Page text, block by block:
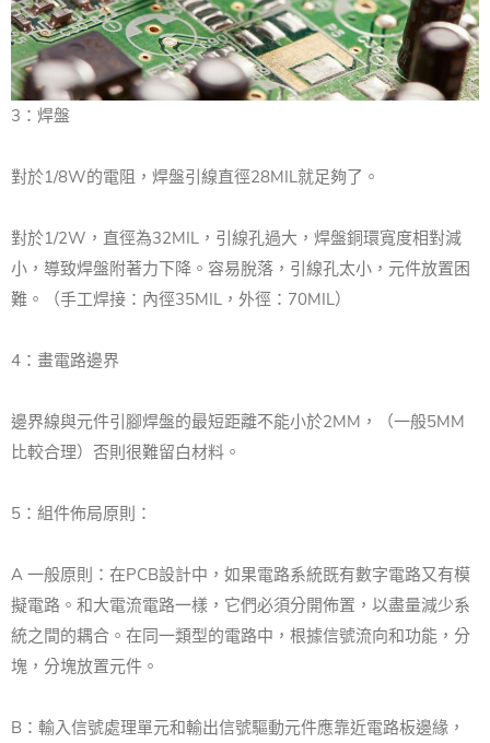
3：焊盤
對於1/8W的電阻，焊盤引線直徑28MIL就足夠了。
對於1/2W，直徑為32MIL，引線孔過大，焊盤銅環寬度相對減
小，導致焊盤附著力下降。 容易脫落，引線孔太小，元件放置困
難。
（手工焊接：內徑35MIL，外徑：70MIL）
4：畫電路邊界
邊界線與元件引腳焊盤的最短距離不能小於2MM，（一般5MM
比較合理）否則很難留白材料。
5：組件佈局原則：
A 一般原則：在PCB設計中，如果電路系統既有數字電路又有模
擬電路。 和大電流電路一樣，它們必須分開佈置，以盡量減少系
統之間的耦合。 在同一類型的電路中，根據信號流向和功能，分
塊，分塊放置元件。
B：輸入信號處理單元和輸出信號驅動元件應靠近電路板邊緣，